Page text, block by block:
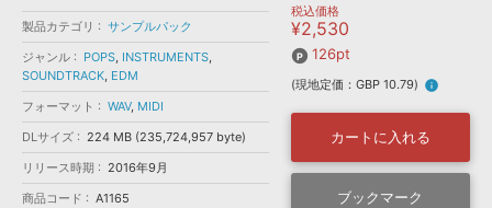
ソフトウェア／ツール »
DAW »
効果音 »
ニュースレター »
SONICWIREブログ »
DTMガイド »
FAQ »
お問い合わせ »
音楽カード
楽曲配信流通 サービス
無償のサウンド管理ソフト
ソフト音源 プラグイン・エフェクト
ソフトウェア／ツール 効果音
フォーマット
ランキング
製品カテゴリ
サンプルパック
ジャンル
POPS, INSTRUMENTS,
SOUNDTRACK, EDM
フォーマット
WAV, MIDI
DLサイズ
224 MB (235,724,957 byte)
リリース時期
2016年9月
商品コード
A1165
税込価格
¥2,530
126pt
(現地定価：GBP 10.79) info
カートに入れる
ブックマーク